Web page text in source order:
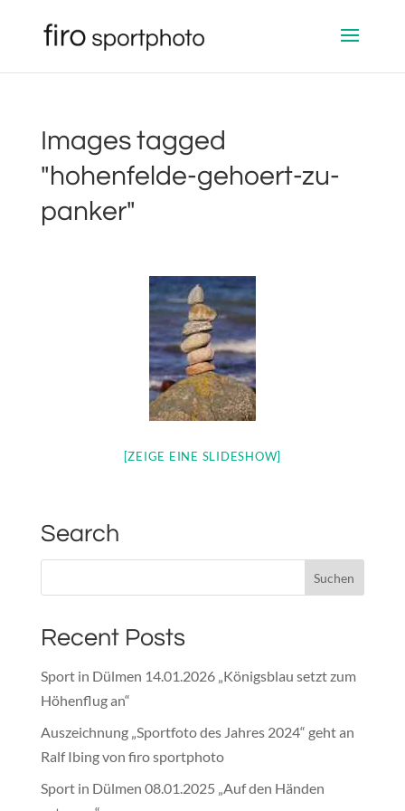
Images tagged
"hohenfelde-gehoert-zu-
panker"
[ZEIGE EINE SLIDESHOW]
Search
Recent Posts
Sport in Dülmen 14.01.2026 „Königsblau setzt zum
Höhenflug an“
Auszeichnung „Sportfoto des Jahres 2024“ geht an
Ralf Ibing von firo sportphoto
Sport in Dülmen 08.01.2025 „Auf den Händen